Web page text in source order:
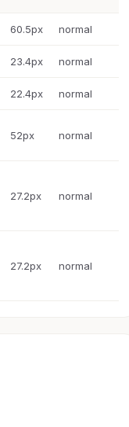
60.5px normal
23.4px normal
22.4px normal
52px normal
27.2px normal
27.2px normal